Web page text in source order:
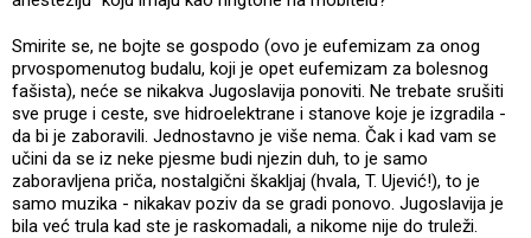
Smirite se, ne bojte se gospodo (ovo je eufemizam za onog
prvospomenutog budalu, koji je opet eufemizam za bolesnog
fašista), neće se nikakva Jugoslavija ponoviti. Ne trebate srušiti
sve pruge i ceste, sve hidroelektrane i stanove koje je izgradila -
da bi je zaboravili. Jednostavno je više nema. Čak i kad vam se
učini da se iz neke pjesme budi njezin duh, to je samo
zaboravljena priča, nostalgični škakljaj (hvala, T. Ujević!), to je
samo muzika - nikakav poziv da se gradi ponovo. Jugoslavija je
bila već trula kad ste je raskomadali, a nikome nije do truleži.